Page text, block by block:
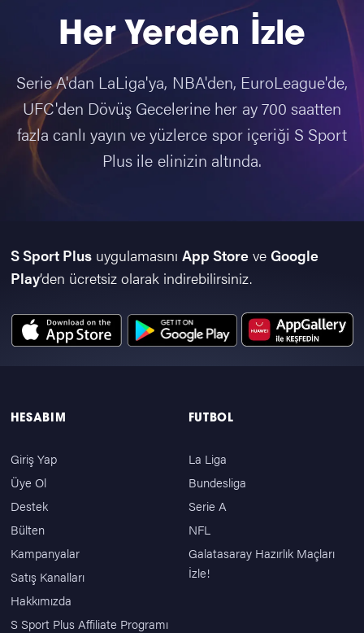
Her Yerden İzle
Serie A'dan LaLiga'ya, NBA'den, EuroLeague'de,
UFC'den Dövüş Gecelerine her ay 700 saatten
fazla canlı yayın ve yüzlerce spor içeriği S Sport
Plus ile elinizin altında.
S Sport Plusuygulamasını App Storeve Google
Play’den ücretsiz olarak indirebilirsiniz.
HESABIM
Giriş Yap
Üye Ol
Destek
Bülten
Kampanyalar
Satış Kanalları
Hakkımızda
S Sport Plus Affiliate Programı
FUTBOL
La Liga
Bundesliga
Serie A
NFL
Galatasaray Hazırlık Maçları
İzle!